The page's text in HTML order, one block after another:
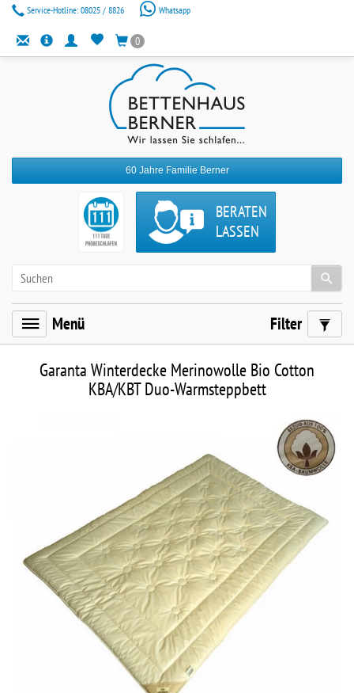
Service-Hotline: 08025 / 8826 Whatsapp
0
60 Jahre Familie Berner
BERATEN
LASSEN
Menü Filter
Garanta Winterdecke Merinowolle Bio Cotton
KBA/KBT Duo-Warmsteppbett